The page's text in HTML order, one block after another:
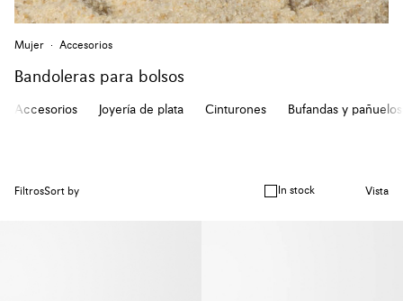
Mujer Accesorios
Bandoleras para bolsos
Accesorios Joyería de plata Cinturones Bufandas y pañuelos
FiltrosSort by In stock Vista